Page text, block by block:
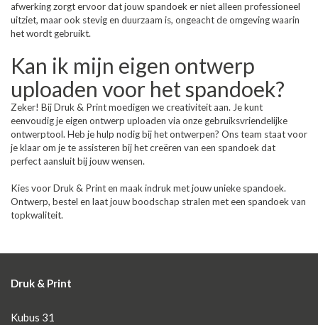
afwerking zorgt ervoor dat jouw spandoek er niet alleen professioneel
uitziet, maar ook stevig en duurzaam is, ongeacht de omgeving waarin
het wordt gebruikt.
Kan ik mijn eigen ontwerp
uploaden voor het spandoek?
Zeker! Bij Druk & Print moedigen we creativiteit aan. Je kunt
eenvoudig je eigen ontwerp uploaden via onze gebruiksvriendelijke
ontwerptool. Heb je hulp nodig bij het ontwerpen? Ons team staat voor
je klaar om je te assisteren bij het creëren van een spandoek dat
perfect aansluit bij jouw wensen.
Kies voor Druk & Print en maak indruk met jouw unieke spandoek.
Ontwerp, bestel en laat jouw boodschap stralen met een spandoek van
topkwaliteit.
Druk & Print
Kubus 31